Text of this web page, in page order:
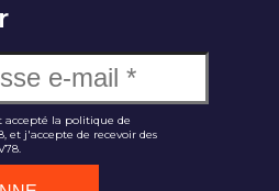
accepté la politique de
et j'accepte de recevoir des